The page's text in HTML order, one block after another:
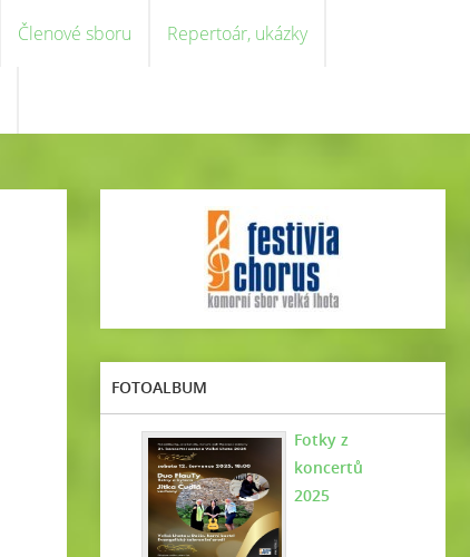
Členové sboru Repertoár, ukázky
FOTOALBUM
Fotky z
koncertů
2025